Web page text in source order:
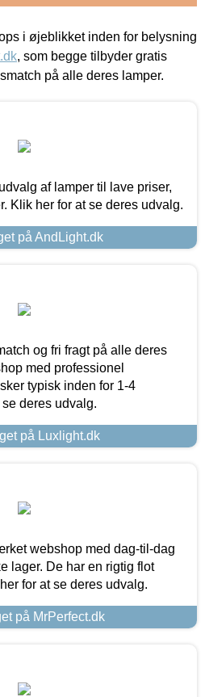
i øjeblikket inden for belysning
, som begge tilbyder gratis
på alle deres lamper.
af lamper til lave priser,
Klik her for at se deres udvalg.
på AndLight.dk
og fri fragt på alle deres
med professionel
typisk inden for 1-4
deres udvalg.
på Luxlight.dk
webshop med dag-til-dag
lager. De har en rigtig flot
for at se deres udvalg.
på MrPerfect.dk